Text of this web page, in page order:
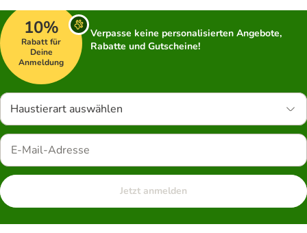
10%
Rabatt für
Deine
Anmeldung
Verpasse keine personalisierten Angebote,
Rabatte und Gutscheine!
Haustierart auswählen
Jetzt anmelden